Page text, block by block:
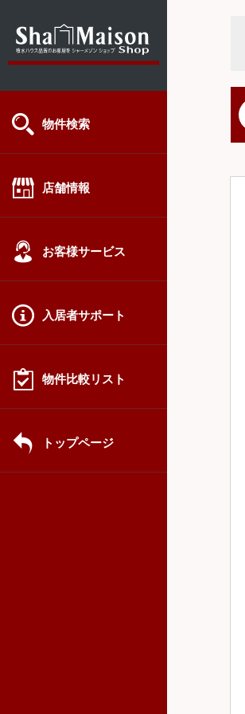
物件検索
店舗情報
お客様サービス
入居者サポート
物件比較リスト
トップページ